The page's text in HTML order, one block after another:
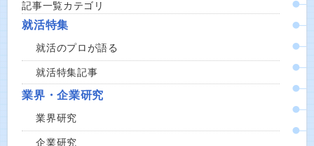
記事一覧カテゴリ
就活特集
就活のプロが語る
就活特集記事
業界・企業研究
業界研究
企業研究